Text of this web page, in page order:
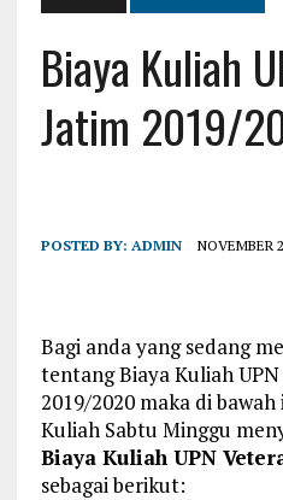
Biaya Kuliah
Jatim 2019/
POSTED BY: ADMIN NOVEMBER
Bagi anda yang sedang
tentang Biaya Kuliah
2019/2020 maka di
Kuliah Sabtu Minggu
Biaya Kuliah UPN
sebagai berikut: